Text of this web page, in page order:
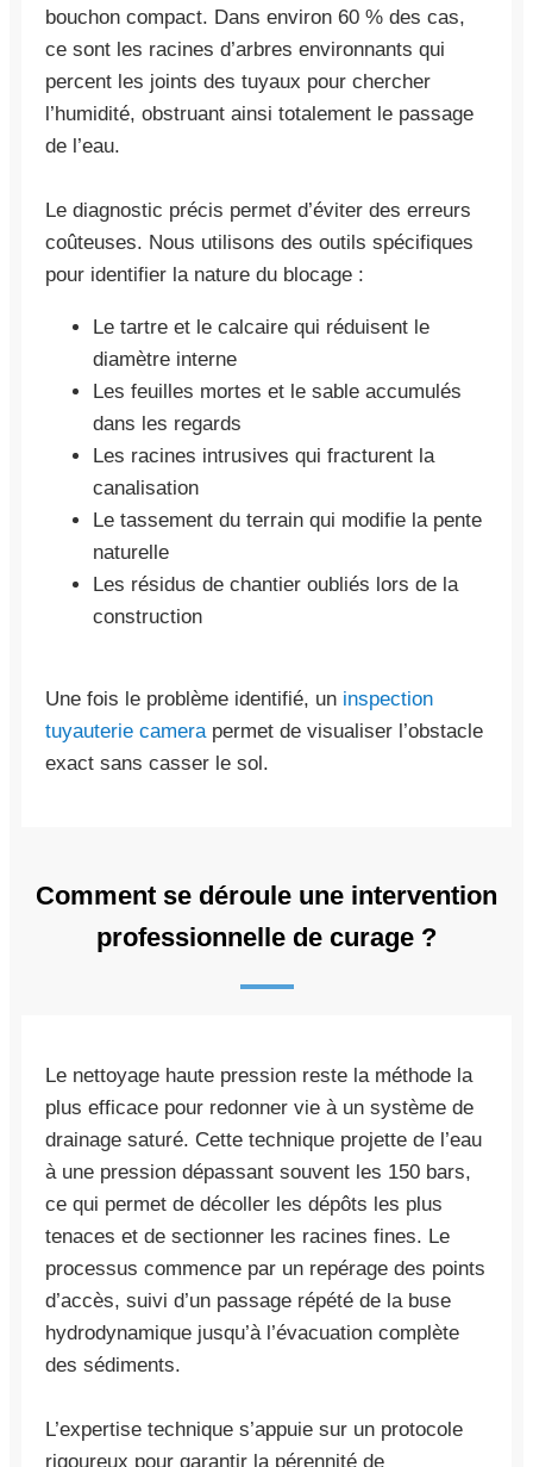
bouchon compact. Dans environ 60 % des cas,
ce sont les racines d’arbres environnants qui
percent les joints des tuyaux pour chercher
l’humidité, obstruant ainsi totalement le passage
de l’eau.
Le diagnostic précis permet d’éviter des erreurs
coûteuses. Nous utilisons des outils spécifiques
pour identifier la nature du blocage :
Le tartre et le calcaire qui réduisent le
diamètre interne
Les feuilles mortes et le sable accumulés
dans les regards
Les racines intrusives qui fracturent la
canalisation
Le tassement du terrain qui modifie la pente
naturelle
Les résidus de chantier oubliés lors de la
construction
Une fois le problème identifié, un inspection
tuyauterie camerapermet de visualiser l’obstacle
exact sans casser le sol.
Comment se déroule une intervention
professionnelle de curage ?
Le nettoyage haute pression reste la méthode la
plus efficace pour redonner vie à un système de
drainage saturé. Cette technique projette de l’eau
à une pression dépassant souvent les 150 bars,
ce qui permet de décoller les dépôts les plus
tenaces et de sectionner les racines fines. Le
processus commence par un repérage des points
d’accès, suivi d’un passage répété de la buse
hydrodynamique jusqu’à l’évacuation complète
des sédiments.
L’expertise technique s’appuie sur un protocole
rigoureux pour garantir la pérennité de